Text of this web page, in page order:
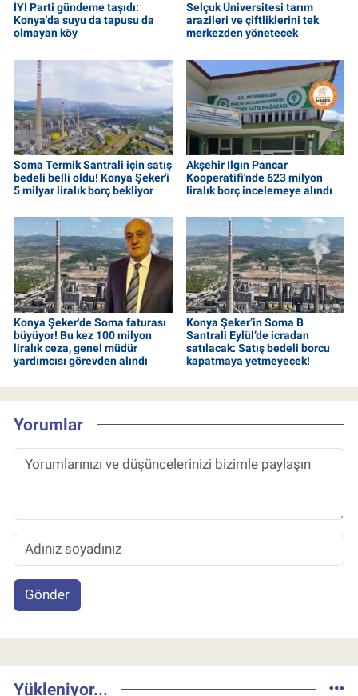
İYİ Parti gündeme taşıdı:
Konya'da suyu da tapusu da
olmayan köy
Selçuk Üniversitesi tarım
arazileri ve çiftliklerini tek
merkezden yönetecek
Soma Termik Santrali için satış
bedeli belli oldu! Konya Şeker'i
5 milyar liralık borç bekliyor
Akşehir Ilgın Pancar
Kooperatifi'nde 623 milyon
liralık borç incelemeye alındı
Konya Şeker'de Soma faturası
büyüyor! Bu kez 100 milyon
liralık ceza, genel müdür
yardımcısı görevden alındı
Konya Şeker’in Soma B
Santrali Eylül’de icradan
satılacak: Satış bedeli borcu
kapatmaya yetmeyecek!
Yorumlar
Gönder
Yükleniyor...